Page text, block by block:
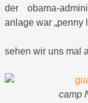
der obama-
anlage war „penny
sehen wir uns mal
camp